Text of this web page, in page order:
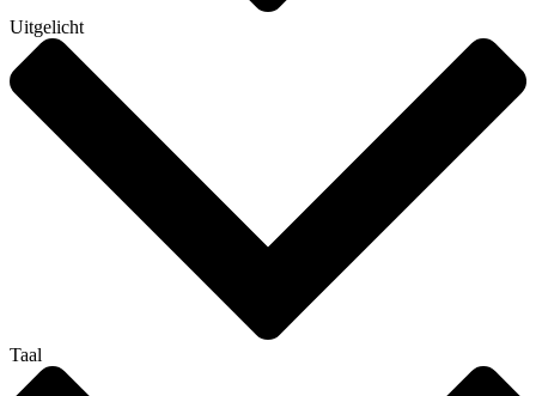
Uitgelicht
Taal